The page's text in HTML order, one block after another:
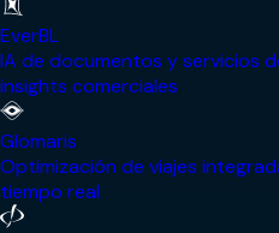
EverBL
IA de documentos y servicios
insights comerciales
Glomaris
Optimización de viajes
tiempo real